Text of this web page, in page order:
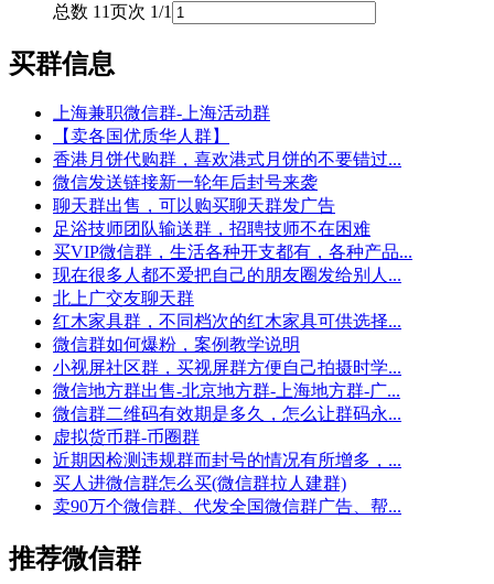
总数 1 1页次 1/1
买群信息
上海兼职微信群-上海活动群
【卖各国优质华人群】
香港月饼代购群，喜欢港式月饼的不要错过...
微信发送链接新一轮年后封号来袭
聊天群出售，可以购买聊天群发广告
足浴技师团队输送群，招聘技师不在困难
买VIP微信群，生活各种开支都有，各种产品...
现在很多人都不爱把自己的朋友圈发给别人...
北上广交友聊天群
红木家具群，不同档次的红木家具可供选择...
微信群如何爆粉，案例教学说明
小视屏社区群，买视屏群方便自己拍摄时学...
微信地方群出售-北京地方群-上海地方群-广...
微信群二维码有效期是多久，怎么让群码永...
虚拟货币群-币圈群
近期因检测违规群而封号的情况有所增多，...
买人进微信群怎么买(微信群拉人建群)
卖90万个微信群、代发全国微信群广告、帮...
推荐微信群